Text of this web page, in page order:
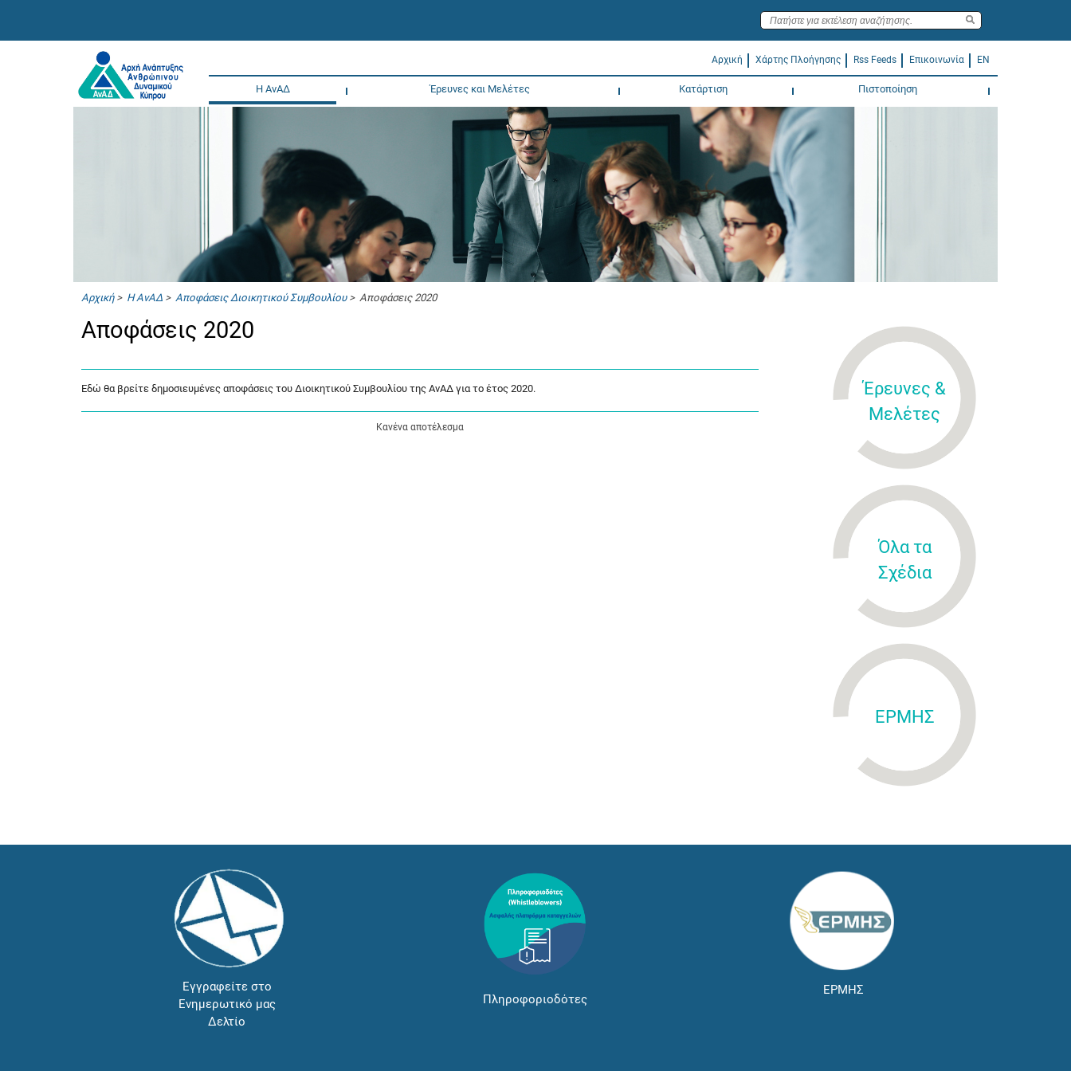
Αρχική Χάρτης Πλοήγησης Rss Feeds Επικοινωνία EN
Η ΑνΑΔ Έρευνες και Μελέτες Κατάρτιση Πιστοποίηση
Αρχική> Η ΑνΑΔ > Αποφάσεις Διοικητικού Συμβουλίου> Αποφάσεις 2020
Αποφάσεις 2020
Εδώ θα βρείτε δημοσιευμένες αποφάσεις του Διοικητικού Συμβουλίου της ΑνΑΔ για το έτος 2020.
Κανένα αποτέλεσμα
Έρευνες &
Μελέτες
Όλα τα
Σχέδια
ΕΡΜΗΣ
Εγγραφείτε στο
Ενημερωτικό μας
Δελτίο
Πληροφοριοδότες
ΕΡΜΗΣ